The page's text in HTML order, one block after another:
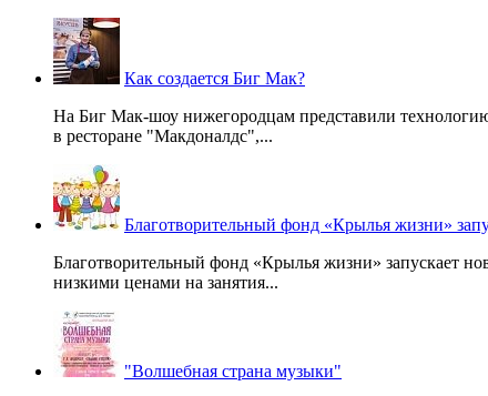
Как создается Биг Мак?
На Биг Мак-шоу нижегородцам представили
в ресторане "Макдоналдс",...
Благотворительный фонд «Крылья жизни»
Благотворительный фонд «Крылья жизни» запускает
низкими ценами на занятия...
"Волшебная страна музыки"